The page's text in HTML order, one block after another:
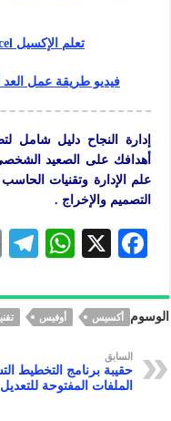
تعلم الإكسيل Excel من الصفر حتى الاحتراف
فيديو طريقة عمل العد
إدارة النجاح دليل شامل
أهدافك على الصعيد
علم الإدارة وتقنيات
التصميم والإخراج .
F
eb
oo
k
X
W
at
s
A
p
الوسوم أكسيس أوفيس
السابق
حقيبة برنامج التخطيط
الملفات المفتوحة للتعديل